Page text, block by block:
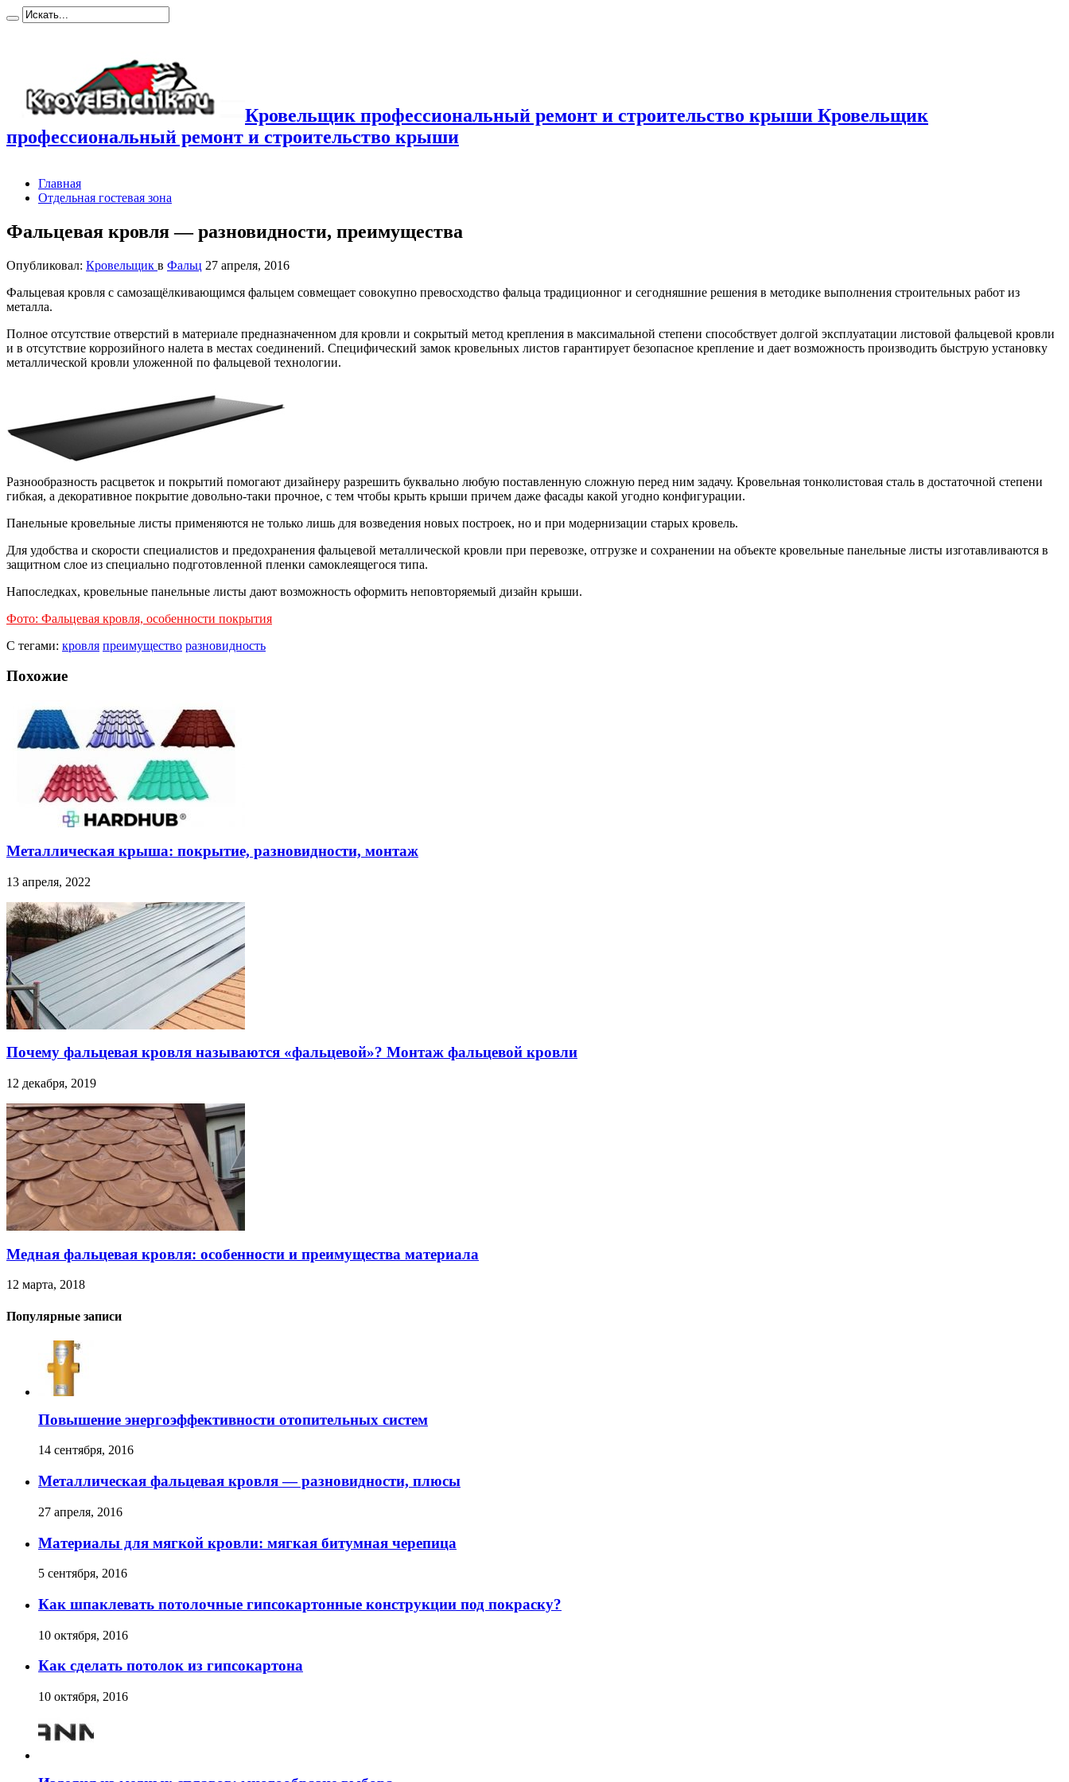
Кровельщик профессиональный ремонт и строительство крыши Кровельщик
профессиональный ремонт и строительство крыши
Главная
Отдельная гостевая зона
Фальцевая кровля — разновидности, преимущества
Опубликовал: Кровельщик в Фальц 27 апреля, 2016
Фальцевая кровля с самозащёлкивающимся фальцем совмещает совокупно превосходство фальца традиционног и сегодняшние решения в методике выполнения строительных работ из
металла.
Полное отсутствие отверстий в материале предназначенном для кровли и сокрытый метод крепления в максимальной степени способствует долгой эксплуатации листовой фальцевой кровли
и в отсутствие коррозийного налета в местах соединений. Специфический замок кровельных листов гарантирует безопасное крепление и дает возможность производить быструю установку
металлической кровли уложенной по фальцевой технологии.
Разнообразность расцветок и покрытий помогают дизайнеру разрешить буквально любую поставленную сложную перед ним задачу. Кровельная тонколистовая сталь в достаточной степени
гибкая, а декоративное покрытие довольно-таки прочное, с тем чтобы крыть крыши причем даже фасады какой угодно конфигурации.
Панельные кровельные листы применяются не только лишь для возведения новых построек, но и при модернизации старых кровель.
Для удобства и скорости специалистов и предохранения фальцевой металлической кровли при перевозке, отгрузке и сохранении на объекте кровельные панельные листы изготавливаются в
защитном слое из специально подготовленной пленки самоклеящегося типа.
Напоследках, кровельные панельные листы дают возможность оформить неповторяемый дизайн крыши.
Фото: Фальцевая кровля, особенности покрытия
С тегами: кровля преимущество разновидность
Похожие
Металлическая крыша: покрытие, разновидности, монтаж
13 апреля, 2022
Почему фальцевая кровля называются «фальцевой»? Монтаж фальцевой кровли
12 декабря, 2019
Медная фальцевая кровля: особенности и преимущества материала
12 марта, 2018
Популярные записи
Повышение энергоэффективности отопительных систем
14 сентября, 2016
Металлическая фальцевая кровля — разновидности, плюсы
27 апреля, 2016
Материалы для мягкой кровли: мягкая битумная черепица
5 сентября, 2016
Как шпаклевать потолочные гипсокартонные конструкции под покраску?
10 октября, 2016
Как сделать потолок из гипсокартона
10 октября, 2016